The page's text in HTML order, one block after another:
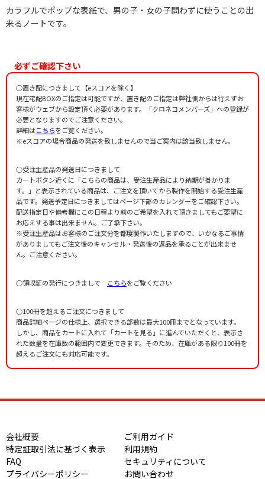
カラフルでポップな表紙で、男の子・女の子問わずに使うことの出
来るノートです。
必ずご確認下さい
○置き配につきまして【eスコアを除く】
現在宅配BOXのご指定は可能ですが、置き配のご指定は弊社側からは行えずお
客様がウェブから設定頂く必要があります。「クロネコメンバーズ」への登録が
必要となりますのでご注意ください。
詳細はこちらをご覧ください。
※eスコアの場合商品の発送を致しませんので当ご案内は該当致しません。
○受注生産品の発送日につきまして
カートボタン近くに「こちらの商品は、受注生産品により納期が掛かりま
す。」と表示されている商品は、ご注文を頂いてから製作を開始する受注生産
品です。発送予定日につきましてはページ下部のカレンダーをご確認下さい。
配送指定日や備考欄にこの日程より前のご希望を入れて頂きましてもご要望に
お応えする事は出来ません。ご了承下さい。
※受注生産品はお客様のご注文分を都度製作いたしますので、いかなるご事情
がありましてもご注文後のキャンセル・発送後の返品を承ることが出来ませ
ん。ご注意ください。
○領収証の発行につきまして こちらをご覧ください
○100冊を超えるご注文につきまして
商品詳細ページの仕様上、選択できる部数は最大100冊までとなっています。
しかし、商品をカートに入れて「カートを見る」に進んでいただくと、表示さ
れた数量を在庫数の範囲内で変更できます。そのため、在庫がある限り100冊を
超えるご注文にも対応可能です。
会社概要
ご利用ガイド
特定証取引法に基づく表示
利用規約
FAQ
セキュリティについて
プライバシーポリシー
お問い合わせ